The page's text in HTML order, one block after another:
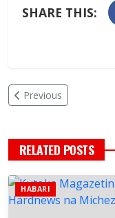
SHARE THIS:
Previous
RELATED POSTS
HABARI